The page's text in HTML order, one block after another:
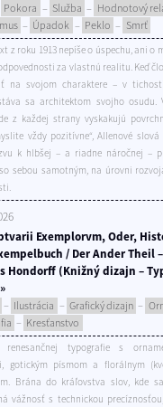
Pokora – Služba – Hodnotový
– Úpadok – Peklo – Smrť
z roku 1913 nepíše o úspechu, ani o
za vlastnú realitu. Keď
na svojom charaktere – v
sa architektom svojho osudu.
z každej strany vyskakujú
vždy pozitívne“, Allenové
k hlbšej – a riadne náročnej –
sebou samotným, na úrovni
Exemplorvm, Oder,
/ Der Ander Theil –
Hondorff (Knižný dizajn –
– Ilustrácia – Grafický dizajn –
– Kresťanstvo
renesančnej typografie s
gotickým písmom a florálnym
Brána do kráľovstva slov, kde
vážnosť s technickou